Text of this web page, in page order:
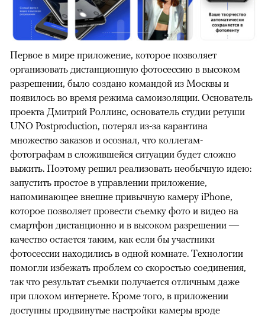
00:00 00:00
Первое в мире приложение, которое позволяет
организовать дистанционную фотосессию в высоком
разрешении, было создано командой из Москвы и
появилось во время режима самоизоляции. Основатель
проекта Дмитрий Роллинс, основатель студии ретуши
UNO Postproduction, потерял из-за карантина
множество заказов и осознал, что коллегам-
фотографам в сложившейся ситуации будет сложно
выжить. Поэтому решил реализовать необычную идею:
запустить простое в управлении приложение,
напоминающее внешне привычную камеру iPhone,
которое позволяет провести съемку фото и видео на
смартфон дистанционно и в высоком разрешении —
качество остается таким, как если бы участники
фотосессии находились в одной комнате. Технологии
помогли избежать проблем со скоростью соединения,
так что результат съемки получается отличным даже
при плохом интернете. Кроме того, в приложении
доступны продвинутые настройки камеры вроде